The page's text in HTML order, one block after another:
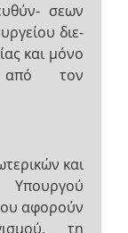
σεων
διε-
και μόνο
από τον
και
αφορούν
τη